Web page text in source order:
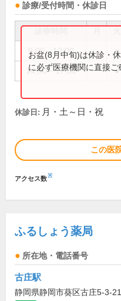
診療/受付時間・休診日
9:00～12:00 ●
14:30～17:30 ●
お盆(8月中旬)は休診・
に必ず医療機関に直接ご
休診日: 月・土～日・祝
この医
アクセス数※
ふるしょう薬局
所在地・電話番号
古庄駅
静岡県静岡市葵区古庄5-3-21